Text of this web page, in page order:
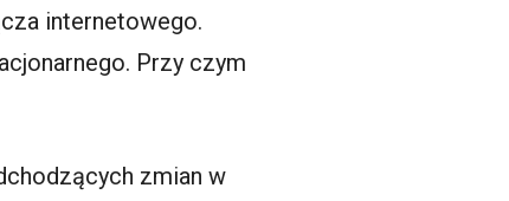
internetowego.
Przy czym
zmian w